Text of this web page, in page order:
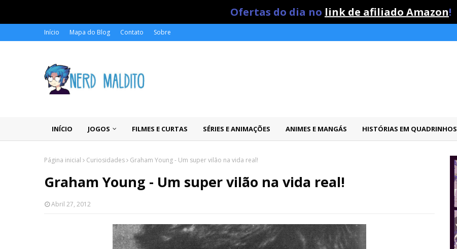
Ofertas do dia no link de afiliado Amazon!
Início Mapa do Blog Contato Sobre
INÍCIO JOGOS FILMES E CURTAS SÉRIES E ANIMAÇÕES ANIMES E MANGÁS HISTÓRIAS EM QUADRINHOS
Página inicial Curiosidades Graham Young - Um super vilão na vida real!
Graham Young - Um super vilão na vida real!
Abril 27, 2012